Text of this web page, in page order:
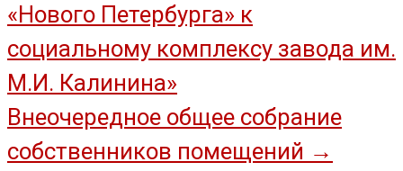
по
записям
«Нового Петербурга» к
социальному комплексу завода им.
М.И. Калинина»
Внеочередное общее собрание
собственников помещений →